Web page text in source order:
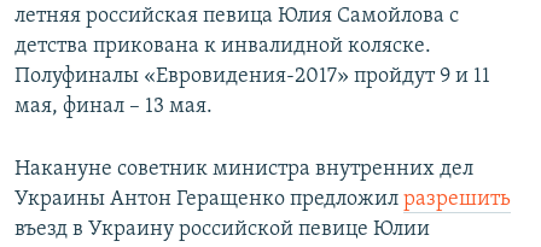
летняя российская певица Юлия Самойлова с
детства прикована к инвалидной коляске.
Полуфиналы «Евровидения-2017» пройдут 9 и 11
мая, финал – 13 мая.
Накануне советник министра внутренних дел
Украины Антон Геращенко предложил разрешить
въезд в Украину российской певице Юлии